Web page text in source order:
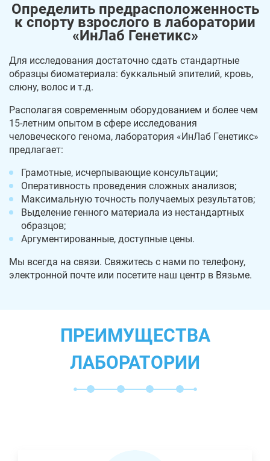
Определить предрасположенность
к спорту взрослого в лаборатории
«ИнЛаб Генетикс»
Для исследования достаточно сдать стандартные
образцы биоматериала: буккальный эпителий, кровь,
слюну, волос и т.д.
Располагая современным оборудованием и более чем
15-летним опытом в сфере исследования
человеческого генома, лаборатория «ИнЛаб Генетикс»
предлагает:
Грамотные, исчерпывающие консультации;
Оперативность проведения сложных анализов;
Максимальную точность получаемых результатов;
Выделение генного материала из нестандартных
образцов;
Аргументированные, доступные цены.
Мы всегда на связи. Свяжитесь с нами по телефону,
электронной почте или посетите наш центр в Вязьме.
ПРЕИМУЩЕСТВА
ЛАБОРАТОРИИ